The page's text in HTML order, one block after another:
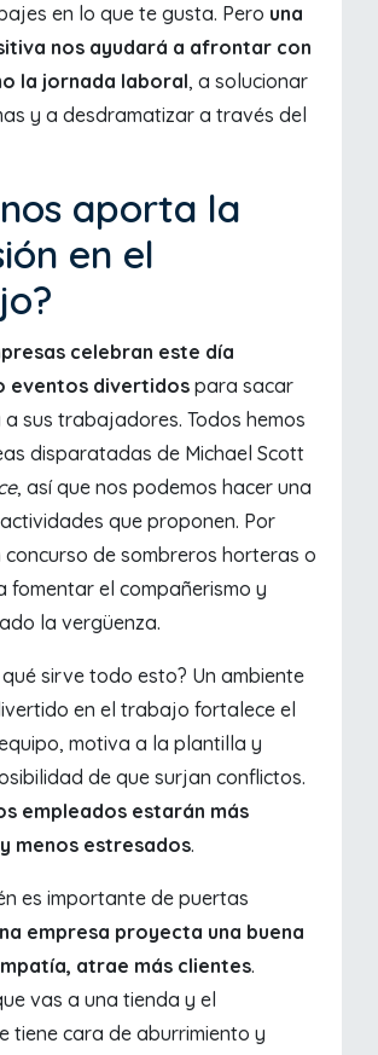
en lo que te gusta. Pero una
nos ayudará a afrontar con
la jornada laboral, a solucionar
y a desdramatizar a través del
aporta la
en el
celebran este día
eventos divertidos para sacar
a sus trabajadores. Todos hemos
disparatadas de Michael Scott
, así que nos podemos hacer una
que proponen. Por
concurso de sombreros horteras o
fomentar el compañerismo y
la vergüenza.
sirve todo esto? Un ambiente
en el trabajo fortalece el
motiva a la plantilla y
de que surjan conflictos.
empleados estarán más
menos estresados.
es importante de puertas
empresa proyecta una buena
atrae más clientes.
vas a una tienda y el
tiene cara de aburrimiento y